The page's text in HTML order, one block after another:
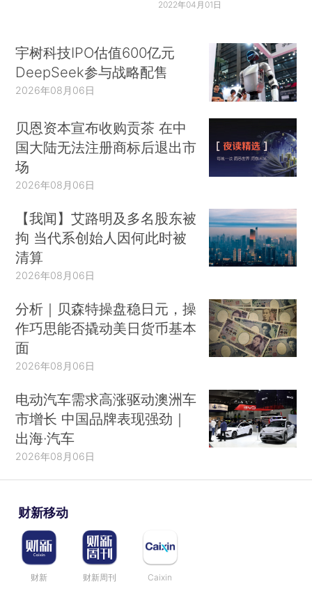
2022年04月01日
宇树科技IPO估值600亿元
DeepSeek参与战略配售
2026年08月06日
贝恩资本宣布收购贡茶 在中
国大陆无法注册商标后退出市
场
2026年08月06日
【我闻】艾路明及多名股东被
拘 当代系创始人因何此时被
清算
2026年08月06日
分析｜贝森特操盘稳日元，操
作巧思能否撬动美日货币基本
面
2026年08月06日
电动汽车需求高涨驱动澳洲车
市增长 中国品牌表现强劲｜
出海·汽车
2026年08月06日
财新移动
财新 财新周刊 Caixin